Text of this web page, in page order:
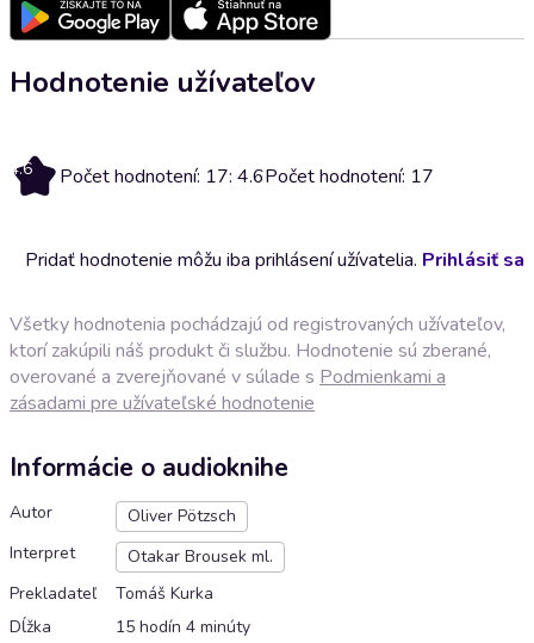
Hodnotenie užívateľov
4.6 Počet hodnotení: 17: 4.6Počet hodnotení: 17
Pridať hodnotenie môžu iba prihlásení užívatelia. Prihlásiť sa
Všetky hodnotenia pochádzajú od registrovaných užívateľov,
ktorí zakúpili náš produkt či službu. Hodnotenie sú zberané,
overované a zverejňované v súlade s Podmienkami a
zásadami pre užívateľské hodnotenie
Informácie o audioknihe
Autor
Oliver Pötzsch
Interpret
Otakar Brousek ml.
Prekladateľ
Tomáš Kurka
Dĺžka
15 hodín 4 minúty